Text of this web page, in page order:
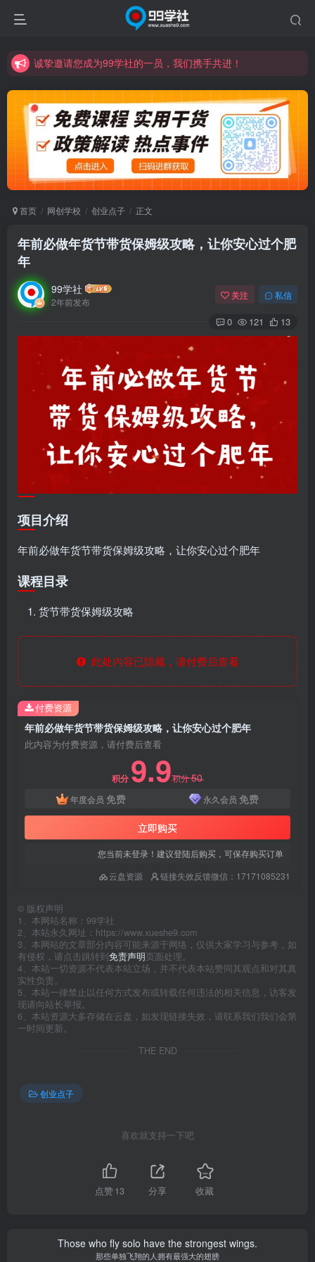
诚挚邀请您成为99学社的一员，我们携手共进！
诚挚邀请您成为99学社的一员，我们携手共进！
学习路上不孤独，99学社与你同行！分享全网优质VIP资源，炒股教程、创业教程、网络营销教程、自媒体短视频教程等，长期更新各大精品创业项目！
首页 网创学校 创业点子 正文
年前必做年货节带货保姆级攻略，让你安心过个肥
年
99学社
2年前发布
关注 私信
0 121 13
项目介绍
年前必做年货节带货保姆级攻略，让你安心过个肥年
课程目录
货节带货保姆级攻略
此处内容已隐藏，请付费后查看
年前必做年货节带货保姆级攻略，让你安心过个肥年
此内容为付费资源，请付费后查看
积分 9.9积分50
年度会员 免费 永久会员 免费
立即购买
您当前未登录！建议登陆后购买，可保存购买订单
云盘资源
链接失效反馈微信：17171085231
付费资源
© 版权声明
1、本网站名称：99学社
2、本站永久网址：https://www.xueshe9.com
3、本网站的文章部分内容可能来源于网络，仅供大家学习与参考，如
有侵权，请点击跳转到免责声明页面处理。
4、本站一切资源不代表本站立场，并不代表本站赞同其观点和对其真
实性负责。
5、本站一律禁止以任何方式发布或转载任何违法的相关信息，访客发
现请向站长举报。
6、本站资源大多存储在云盘，如发现链接失效，请联系我们我们会第
一时间更新。
THE END
创业点子
喜欢就支持一下吧
点赞13 分享 收藏
Those who fly solo have the strongest wings.
那些单独飞翔的人拥有最强大的翅膀